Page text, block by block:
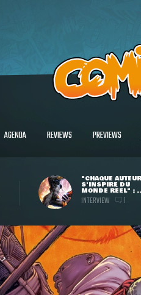
AGENDA REVIEWS PREVIEWS
"CHAQUE AUTEUR
S'INSPIRE DU
MONDE RÉEL" :
INTERVIEW 1